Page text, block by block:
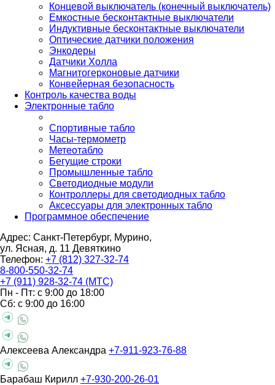
Концевой выключатель (конечный выключатель)
Емкостные бесконтактные выключатели
Индуктивные бесконтактные выключатели
Оптические датчики положения
Энкодеры
Датчики Холла
Магнитогерконовые датчики
Конвейерная безопасность
Контроль качества воды
Электронные табло
Спортивные табло
Часы-термометр
Метеотабло
Бегущие строки
Промышленные табло
Светодиодные модули
Контроллеры для светодиодных табло
Аксессуары для электронных табло
Программное обеспечение
Адрес: Санкт-Петербург, Мурино,
ул. Ясная, д. 11 Девяткино
Телефон: +7 (812) 327-32-74
8-800-550-32-74
+7 (911) 928-32-74 (МТС)
Пн - Пт: с 9:00 до 18:00
Сб: с 9:00 до 16:00
Алексеева Александра +7-911-923-76-88
Барабаш Кирилл +7-930-200-26-01